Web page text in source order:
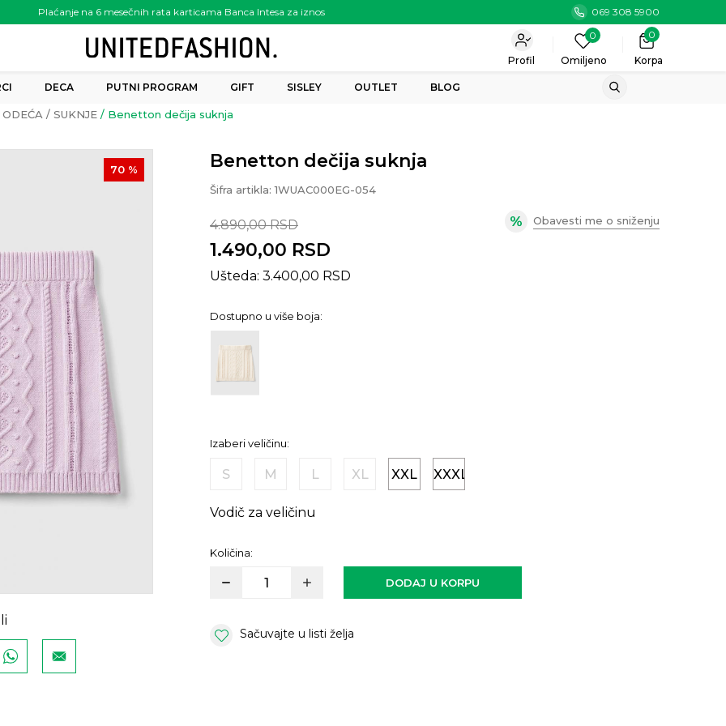
Plaćanje na 6 mesečnih rata karticama Banca Intesa za iznos
preko 6.000.00 rsd
069 308 5900
Korpa
0
0
Omiljeno
Profil
DECA PUTNI PROGRAM GIFT SISLEY OUTLET BLOG
ODEĆA SUKNJE Benetton dečija suknja
70 % Benetton dečija suknja
Šifra artikla:1WUAC000EG-054
4.890,00 RSD
1.490,00 RSD
Ušteda: 3.400,00 RSD
Obavesti me o sniženju
Dostupno u više boja:
Izaberi veličinu:
S M L XL XXL XXXL
Vodič za veličinu
Količina:
DODAJ U KORPU
Sačuvajte u listi želja